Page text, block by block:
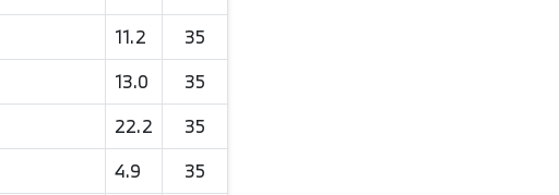
11.2
35
13.0 35
22.2
35
4.9 35